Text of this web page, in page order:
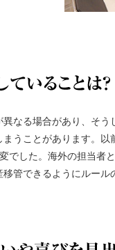
なる場合があり、そ
うことがあります。
でした。海外の担当者
管できるようにルール